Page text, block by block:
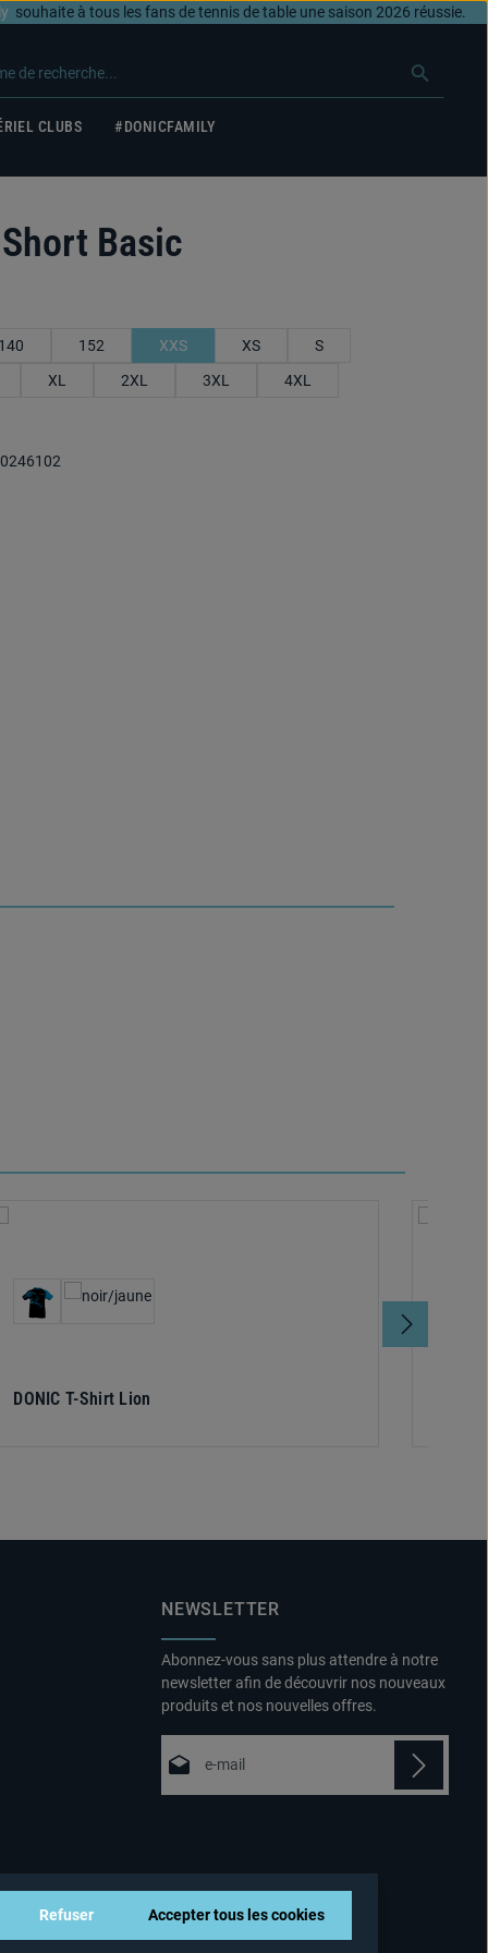
souhaite à tous les fans de tennis de table une saison 2026 réussie.
CLUBS
#DONICFAMILY
Basic
140 152 XXS XS
S
XL 2XL 3XL
4XL
DONIC T-Shirt Lion
NEWSLETTER
Abonnez-vous sans plus attendre à notre
newsletter afin de découvrir nos nouveaux
produits et nos nouvelles offres.
informations sur la protection des
données
et que vous avez accepté nos
Refuser Accepter tous les cookies